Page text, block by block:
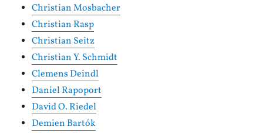
Christian Mosbacher
Christian Rasp
Christian Seitz
Christian Y. Schmidt
Clemens Deindl
Daniel Rapoport
David O. Riedel
Demien Bartók